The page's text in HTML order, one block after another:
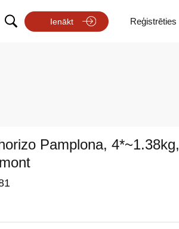
Ienākt Reģistrēties
Pamplona, 4*~1.38kg,